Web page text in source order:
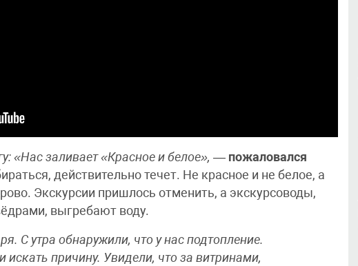
«Нас заливает «Красное и белое»,— пожаловался
действительно течет. Не красное и не белое, а
Экскурсии пришлось отменить, а экскурсоводы,
выгребают воду.
С утра обнаружили, что у нас подтопление.
причину. Увидели, что за витринами,